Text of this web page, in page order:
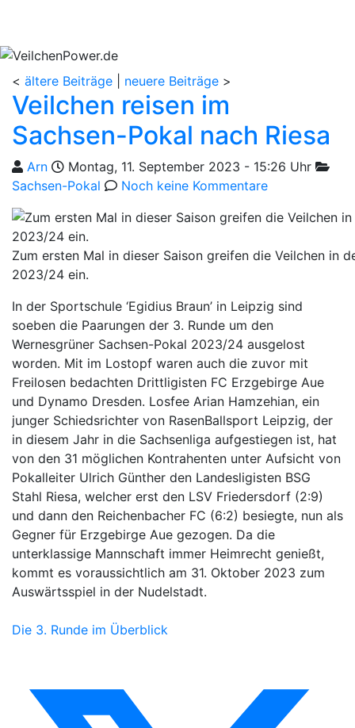
< ältere Beiträge neuere Beiträge >
Veilchen reisen im
Sachsen-Pokal nach Riesa
Geschrieben von
Arn am Montag, 11. September 2023 - 15:26 Uhr
Sachsen-Pokal
Noch keine Kommentare
Zum ersten Mal in dieser Saison greifen die Veilchen in
2023/24 ein.
In der Sportschule ‘Egidius Braun’ in Leipzig sind
soeben die Paarungen der 3. Runde um den
Wernesgrüner Sachsen-Pokal 2023/24 ausgelost
worden. Mit im Lostopf waren auch die zuvor mit
Freilosen bedachten Drittligisten FC Erzgebirge Aue
und Dynamo Dresden. Losfee Arian Hamzehian, ein
junger Schiedsrichter von RasenBallsport Leipzig, der
in diesem Jahr in die Sachsenliga aufgestiegen ist, hat
von den 31 möglichen Kontrahenten unter Aufsicht von
Pokalleiter Ulrich Günther den Landesligisten BSG
Stahl Riesa, welcher erst den LSV Friedersdorf (2:9)
und dann den Reichenbacher FC (6:2) besiegte, nun als
Gegner für Erzgebirge Aue gezogen. Da die
unterklassige Mannschaft immer Heimrecht genießt,
kommt es voraussichtlich am 31. Oktober 2023 zum
Auswärtsspiel in der Nudelstadt.
Die 3. Runde im Überblick